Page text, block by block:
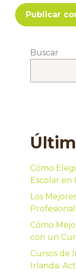
Buscar
Cómo
Escolar en
Los
Cómo
con un
Cursos de
Irlanda: